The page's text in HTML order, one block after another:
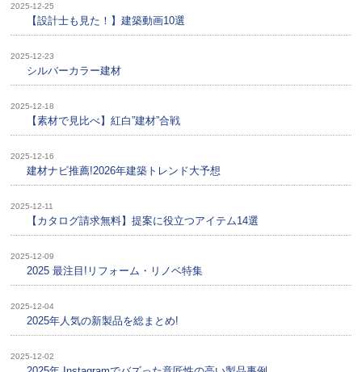
2025-12-25
【設計士も見た！】建築動画10選
2025-12-23
シルバーカラー建材
2025-12-18
【素材で見比べ】紅白”建材”合戦
2025-12-16
建材ナビ推薦!2026年建築トレンド大予想
2025-12-11
【カタログ請求無料】提案に役立つアイテム14選
2025-12-09
2025 最注目!リフォーム・リノベ特集
2025-12-04
2025年人気の新製品を総まとめ!
2025-12-02